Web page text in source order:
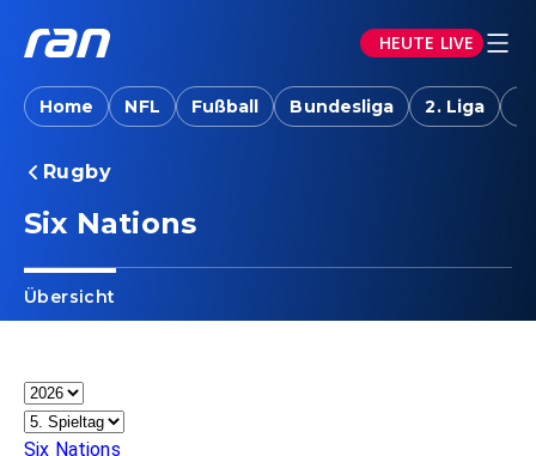
HEUTE LIVE
Home NFL Fußball Bundesliga 2. Liga
Rugby
Six Nations
Übersicht
Six Nations